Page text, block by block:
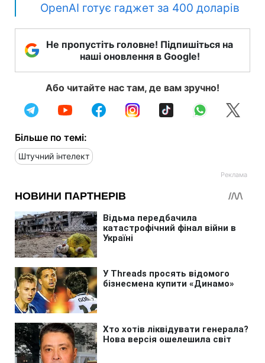
OpenAI готує гаджет за 400 доларів
Не пропустіть головне! Підпишіться на
наші оновлення в Google!
Або читайте нас там, де вам зручно!
Більше по темі:
Штучний інтелект